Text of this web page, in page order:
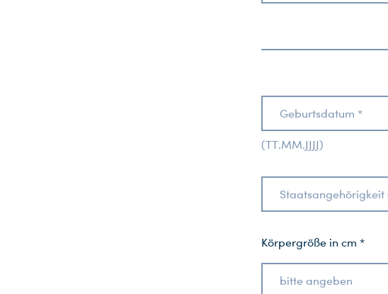
Geburtsdatum *
(TT.MM.JJJJ)
Staatsangehörigkeit
Körpergröße in cm *
bitte angeben